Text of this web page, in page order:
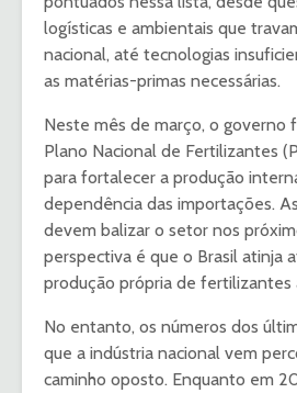
logísticas e ambientais que
nacional, até tecnologias
as matérias-primas necessárias.
Neste mês de março, o governo
Plano Nacional de Fertilizantes
para fortalecer a produção
dependência das importações.
devem balizar o setor nos
perspectiva é que o Brasil atinja
produção própria de
No entanto, os números dos
que a indústria nacional vem
caminho oposto. Enquanto em